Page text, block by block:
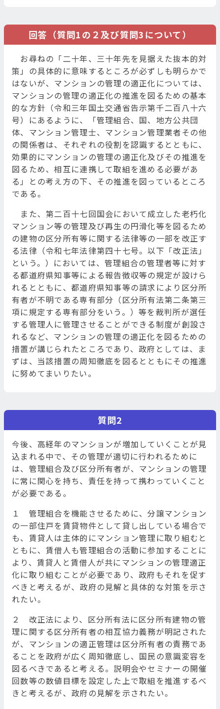
回答（質問1の２及び質問3について）
お尋ねの「二十年、三十年先を見据えた抜本的対
策」の具体的に意味するところが必ずしも明らかで
はないが、マンションの管理の適正化については、
マンションの管理の適正化の推進を図るための基本
的な方針（令和三年国土交通省告示第千二百八十六
号）にあるように、「管理組合、国、地方公共団
体、マンション管理士、マンション管理業者その他
の関係者は、それぞれの役割を認識するとともに、
効果的にマンションの管理の適正化及びその推進を
図るため、相互に連携して取組を進める必要があ
る」との考え方の下、その推進を図っているところ
である。
また、第二百十七回国会において成立した老朽化
マンション等の管理及び再生の円滑化等を図るため
の建物の区分所有等に関する法律等の一部を改正す
る法律（令和七年法律第四十七号。以下「改正法」
という。）においては、管理組合の管理者等に対す
る都道府県知事等による報告徴収等の規定が設けら
れるとともに、都道府県知事等の請求により区分所
有者が不明である専有部分（区分所有法第二条第三
項に規定する専有部分をいう。）等を裁判所が選任
する管理人に管理させることができる制度が創設さ
れるなど、マンションの管理の適正化を図るための
措置が講じられたところであり、政府としては、ま
ずは、当該措置の周知徹底を図るとともにその推進
に努めてまいりたい。
質問2
今後、高経年のマンションが増加していくことが見
込まれる中で、その管理が適切に行われるために
は、管理組合及び区分所有者が、マンションの管理
に常に関心を持ち、責任を持って携わっていくこと
が必要である。
１ 管理組合を機能させるために、分譲マンション
の一部住戸を賃貸物件として貸し出している場合で
も、賃貸人は主体的にマンション管理に取り組むと
ともに、賃借人も管理組合の活動に参加することに
より、賃貸人と賃借人が共にマンションの管理適正
化に取り組むことが必要であり、政府もそれを促す
べきと考えるが、政府の見解と具体的な対策を示さ
れたい。
２ 改正法により、区分所有法に区分所有建物の管
理に関する区分所有者の相互協力義務が明記された
が、マンションの適正管理は区分所有者の責務であ
ることを政府が広く周知徹底し、国民の意識変容を
図るべきであると考える。説明会やセミナーの開催
回数等の数値目標を設定した上で取組を推進するべ
きと考えるが、政府の見解を示されたい。